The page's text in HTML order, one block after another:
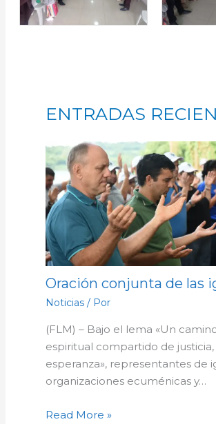
ENTRADAS
Oración conjunta de las
Noticias/ Por
(FLM) – Bajo el lema «Un
espiritual compartido de
esperanza», representantes de
organizaciones ecuménicas y…
Read More »